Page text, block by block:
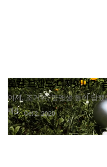
패션
로컬 브랜드 디자이너가
이세, 조거쉬, 영앤생 등이 답했
Oct 2, 2020